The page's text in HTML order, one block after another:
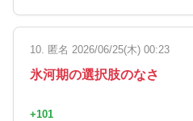
10. 匿名 2026/06/25(木) 00:23
氷河期の選択肢のなさ
+101